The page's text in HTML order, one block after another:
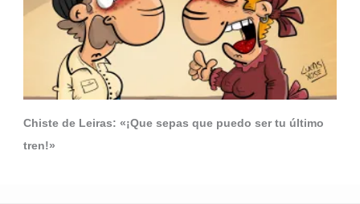
Chiste de Leiras: «¡Que sepas que puedo ser tu último
tren!»